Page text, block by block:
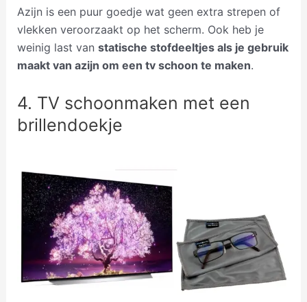
Azijn is een puur goedje wat geen extra strepen of
vlekken veroorzaakt op het scherm. Ook heb je
weinig last van statische stofdeeltjes als je gebruik
maakt van azijn om een tv schoon te maken.
4. TV schoonmaken met een
brillendoekje